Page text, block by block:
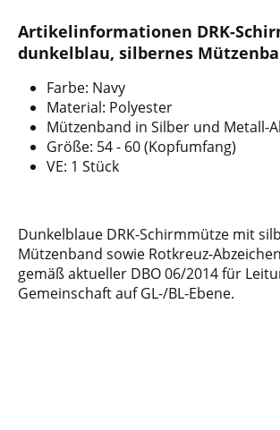
Artikelinformationen DRK-
dunkelblau, silbernes
Farbe: Navy
Material: Polyester
Mützenband in Silber und Metall-
Größe: 54 - 60 (Kopfumfang)
VE: 1 Stück
Dunkelblaue DRK-Schirmmütze mit
Mützenband sowie Rotkreuz-
gemäß aktueller DBO 06/2014 für
Gemeinschaft auf GL-/BL-Ebene.